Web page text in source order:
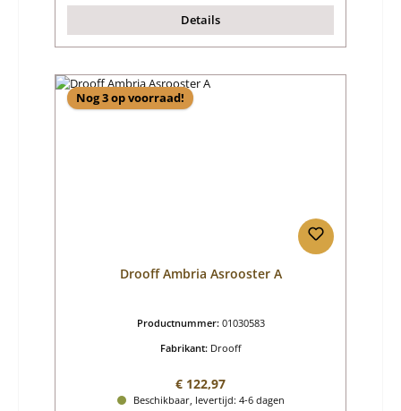
Details
Nog 3 op voorraad!
Drooff Ambria Asrooster A
Productnummer: 01030583
Fabrikant: Drooff
Normale prijs:
€ 122,97
Beschikbaar, levertijd: 4-6 dagen